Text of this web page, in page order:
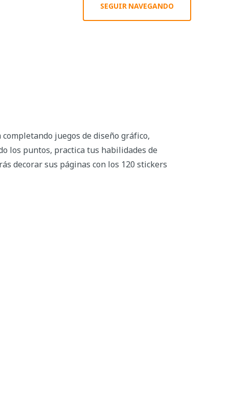
SEGUIR NAVEGANDO
juegos de diseño gráfico,
los puntos, practica tus habilidades de
decorar sus páginas con los 120 stickers